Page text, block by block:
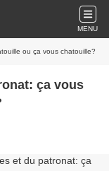
MENU
ou ça vous chatouille?
ça vous